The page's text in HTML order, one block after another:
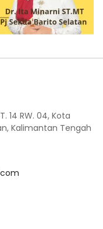
14 RW. 04, Kota
Kalimantan Tengah